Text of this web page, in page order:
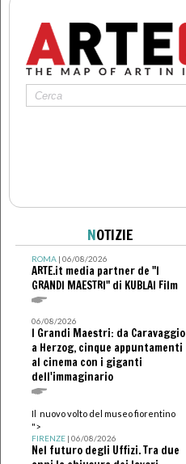
NOTIZIE
ROMA| 06/08/2026
ARTE.it media partner de "I
GRANDI MAESTRI" di KUBLAI Film
06/08/2026
I Grandi Maestri: da Caravaggio
a Herzog, cinque appuntamenti
al cinema con i giganti
dell'immaginario
Il nuovo volto del museo fiorentino
">
FIRENZE| 06/08/2026
Nel futuro degli Uffizi. Tra due